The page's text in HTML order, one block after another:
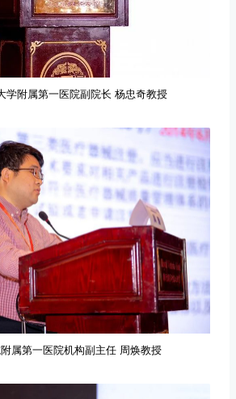
学附属第一医院副院长 杨忠奇教授
属第一医院机构副主任 周焕教授